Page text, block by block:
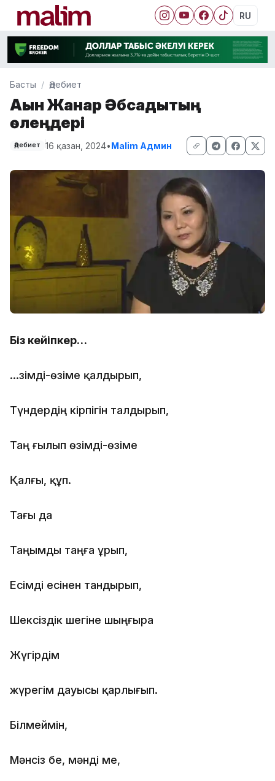
RU
Басты Әдебиет
Ақын Жанар Әбсадықтың
өлеңдері
Әдебиет 16 қазан, 2024•Malim Админ
Біз кейіпкер…
…Өзімді-өзіме қалдырып,
Түндердің кірпігін талдырып,
Таң ғылып өзімді-өзіме
Қалғы, құп.
Тағы да
Таңымды таңға ұрып,
Есімді есінен тандырып,
Шексіздік шегіне шыңғыра
Жүгірдім
жүрегім дауысы қарлығып.
Білмеймін,
Мәнсіз бе, мәнді ме,